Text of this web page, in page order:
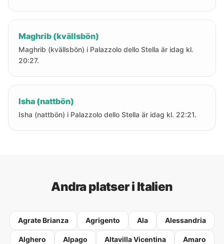
Maghrib (kvällsbön)
Maghrib (kvällsbön) i Palazzolo dello Stella är idag kl.
20:27.
Isha (nattbön)
Isha (nattbön) i Palazzolo dello Stella är idag kl. 22:21.
Andra platser i Italien
Agrate Brianza Agrigento Ala Alessandria
Alghero Alpago Altavilla Vicentina Amaro